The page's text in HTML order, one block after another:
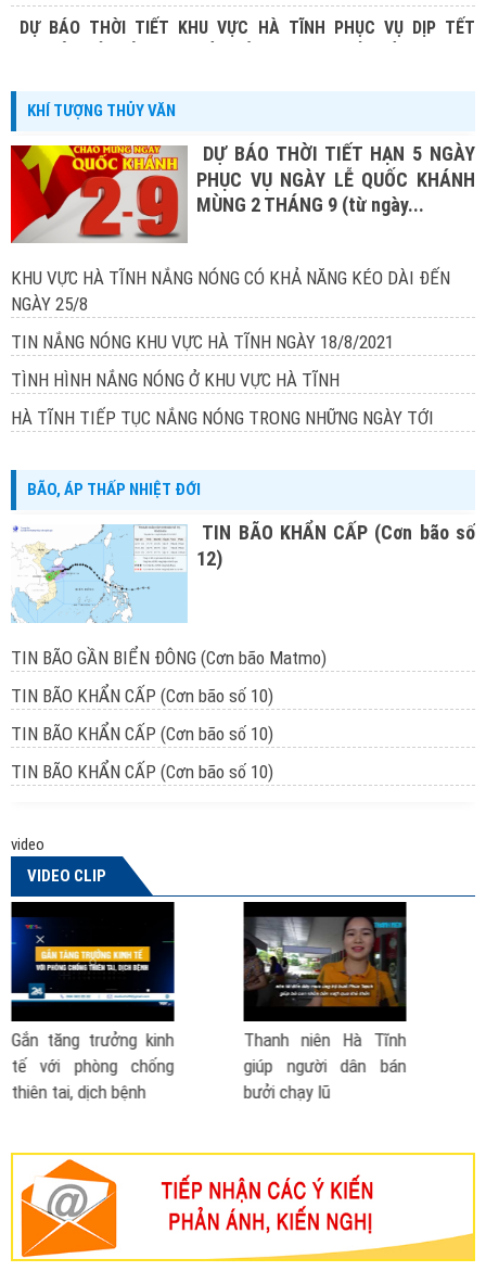
DỰ BÁO THỜI TIẾT KHU VỰC HÀ TĨNH PHỤC VỤ DỊP TẾT
KHÍ TƯỢNG THỦY VĂN
DỰ BÁO THỜI TIẾT HẠN 5 NGÀY
PHỤC VỤ NGÀY LỄ QUỐC KHÁNH
MÙNG 2 THÁNG 9 (từ ngày...
KHU VỰC HÀ TĨNH NẮNG NÓNG CÓ KHẢ NĂNG KÉO DÀI ĐẾN
NGÀY 25/8
TIN NẮNG NÓNG KHU VỰC HÀ TĨNH NGÀY 18/8/2021
TÌNH HÌNH NẮNG NÓNG Ở KHU VỰC HÀ TĨNH
HÀ TĨNH TIẾP TỤC NẮNG NÓNG TRONG NHỮNG NGÀY TỚI
BÃO, ÁP THẤP NHIỆT ĐỚI
TIN BÃO KHẨN CẤP (Cơn bão số
12)
TIN BÃO GẦN BIỂN ĐÔNG (Cơn bão Matmo)
TIN BÃO KHẨN CẤP (Cơn bão số 10)
TIN BÃO KHẨN CẤP (Cơn bão số 10)
TIN BÃO KHẨN CẤP (Cơn bão số 10)
video
VIDEO CLIP
Hà Tĩnh
dân bán
Phó Thủ tướng nói về
đề xuất thành lập Bộ
Phòng chống thiên tai
Cách phòng
- lũ lụt